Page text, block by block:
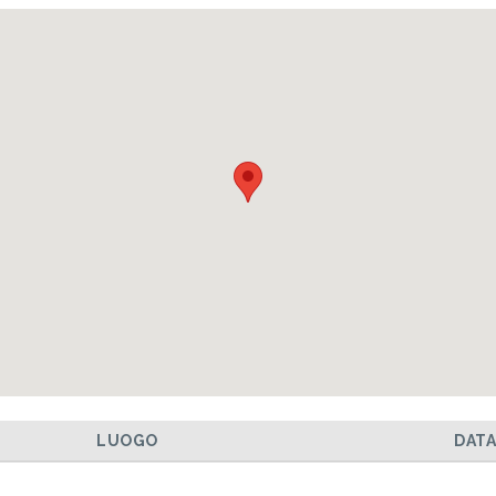
LUOGO DATA